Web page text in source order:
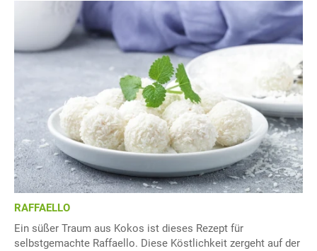
RAFFAELLO
Ein süßer Traum aus Kokos ist dieses Rezept für
selbstgemachte Raffaello. Diese Köstlichkeit zergeht auf der